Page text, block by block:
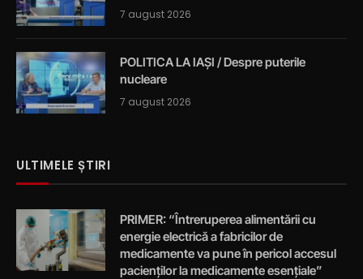
7 august 2026
POLITICA LA IAȘI / Despre puterile
nucleare
7 august 2026
ULTIMELE ȘTIRI
PRIMER: “Întreruperea alimentării cu
energie electrică a fabricilor de
medicamente va pune în pericol accesul
pacienților la medicamente esențiale”